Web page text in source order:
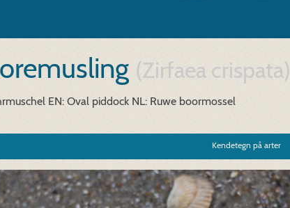
(Zirfaea crispata)
EN: Oval piddock NL: Ruwe boormossel
Kendetegn på arter